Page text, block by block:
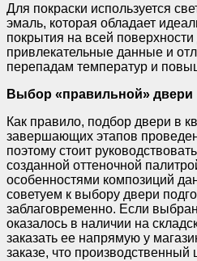
Для покраски используется
эмаль, которая обладает
покрытия на всей
привлекательные данные и
перепадам температур и
Выбор «правильной» двери
Как правило, подбор двери в
завершающих этапов
поэтому стоит
созданной оттеночной
особенностями композиций
советуем к выбору двери
заблаговременно. Если
оказалось в наличии на
заказать ее напрямую у
заказе, что производственный